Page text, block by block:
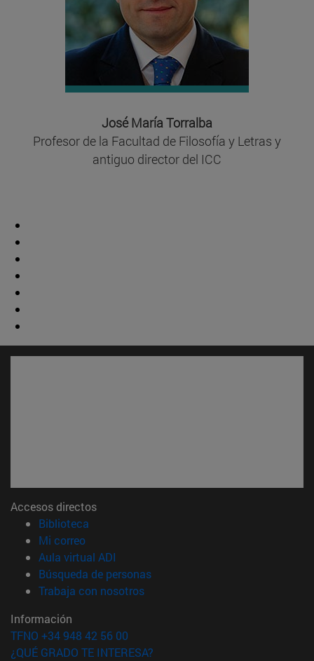
José María Torralba
Profesor de la Facultad de Filosofía y Letras y
antiguo director del ICC
Accesos directos
Biblioteca
Mi correo(abre en nueva ventana)
Aula virtual ADI
Búsqueda de personas(abre en nueva ventana)
Trabaja con nosotros(abre en nueva ventana)
Información
TFNO +34 948 42 56 00
¿QUÉ GRADO TE INTERESA?